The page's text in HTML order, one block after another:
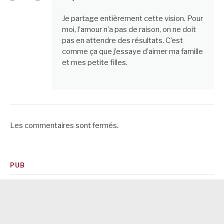
Je partage entièrement cette vision. Pour
moi, l’amour n’a pas de raison, on ne doit
pas en attendre des résultats. C’est
comme ça que j’essaye d’aimer ma famille
et mes petite filles.
Les commentaires sont fermés.
PUB